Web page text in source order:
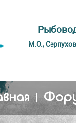
М.О.,